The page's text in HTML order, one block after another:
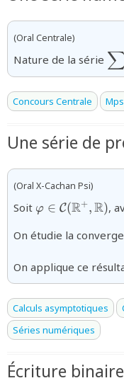
(Oral Centrale)
Nature de la série ∑
Concours Centrale
Une série de
(Oral X-Cachan Psi)
Soit φ ∈ C(R+,R),
On étudie la
On applique ce
Calculs asymptotiques
Séries numériques
Écriture